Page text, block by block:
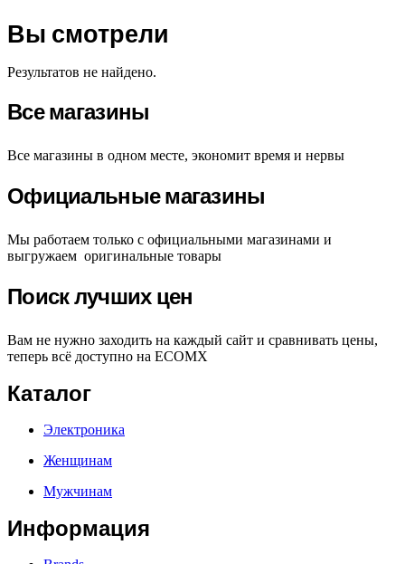
Вы смотрели
Результатов не найдено.
Все магазины
Все магазины в одном месте, экономит время и нервы
Официальные магазины
Мы работаем только с официальными магазинами и
выгружаем оригинальные товары
Поиск лучших цен
Вам не нужно заходить на каждый сайт и сравнивать цены,
теперь всё доступно на ECOMX
Каталог
Электроника
Женщинам
Мужчинам
Информация